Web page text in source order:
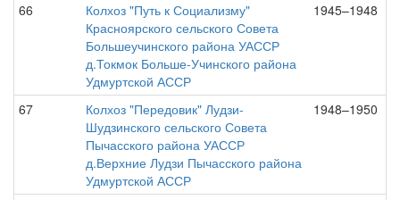
66
Колхоз "Путь к Социализму"
Красноярского сельского Совета
Большеучинского района УАССР
д.Токмок Больше-Учинского района
Удмуртской АССР
1945–1948
67
Колхоз "Передовик" Лудзи-
Шудзинского сельского Совета
Пычасского района УАССР
д.Верхние Лудзи Пычасского района
Удмуртской АССР
1948–1950